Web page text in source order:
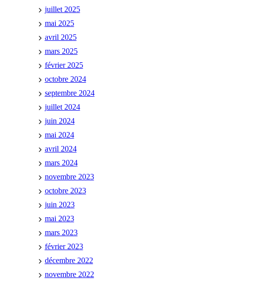
juillet 2025
mai 2025
avril 2025
mars 2025
février 2025
octobre 2024
septembre 2024
juillet 2024
juin 2024
mai 2024
avril 2024
mars 2024
novembre 2023
octobre 2023
juin 2023
mai 2023
mars 2023
février 2023
décembre 2022
novembre 2022